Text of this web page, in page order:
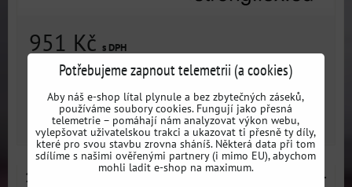
951 Kč s DPH
Dostupnost:3 dni
ZVOLTE VARIANTU
131962A Přední silentblok předního ramene SPORT -
Potřebujeme zapnout telemetrii (a cookies)
Aby náš e-shop lítal plynule a bez zbytečných záseků,
používáme soubory cookies. Fungují jako přesná
telemetrie – pomáhají nám analyzovat výkon webu,
vylepšovat uživatelskou trakci a ukazovat ti přesně ty díly,
které pro svou stavbu zrovna sháníš. Některá data při tom
sdílíme s našimi ověřenými partnery (i mimo EU), abychom
mohli ladit e-shop na maximum.